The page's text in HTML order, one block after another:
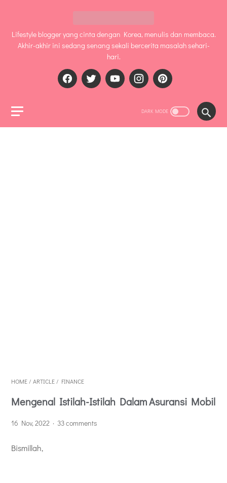
Lifestyle blogger yang cinta dengan Korea, menulis dan membaca.
Akhir-akhir ini sedang senang sekali bercerita masalah sehari-
hari.
HOME / ARTICLE / FINANCE
Mengenal Istilah-Istilah Dalam Asuransi Mobil
16 Nov, 2022 33 comments
Bismillah,